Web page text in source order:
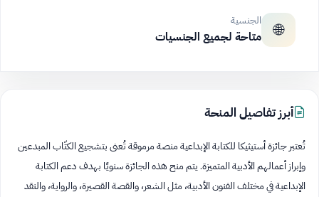
🌐 الجنسية
متاحة لجميع الجنسيات
أبرز تفاصيل المنحة
تُعتبر جائزة أستيثيكا للكتابة الإبداعية منصة مرموقة تُعنى بتشجيع الكتّاب المبدعين
وإبراز أعمالهم الأدبية المتميزة. يتم منح هذه الجائزة سنويًا بهدف دعم الكتابة
الإبداعية في مختلف الفنون الأدبية، مثل الشعر، والقصة القصيرة، والرواية، والنقد